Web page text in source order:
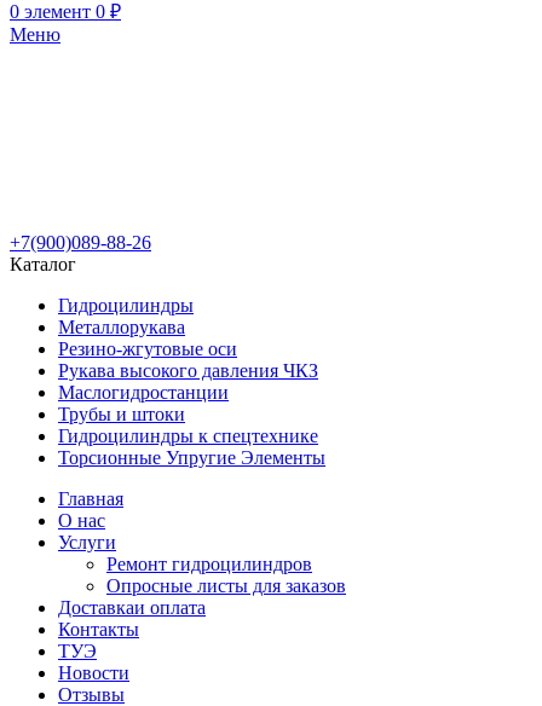
0 элемент 0 ₽
Меню
+7(900)089-88-26
Каталог
Гидроцилиндры
Металлорукава
Резино-жгутовые оси
Рукава высокого давления ЧКЗ
Маслогидростанции
Трубы и штоки
Гидроцилиндры к спецтехнике
Торсионные Упругие Элементы
Главная
О нас
Услуги
Ремонт гидроцилиндров
Опросные листы для заказов
Доставкаи оплата
Контакты
ТУЭ
Новости
Отзывы